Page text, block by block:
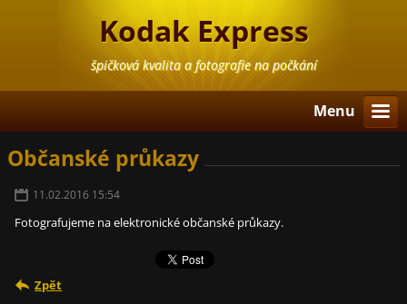
Kodak Express
špičková kvalita a fotografie na počkání
Menu
Občanské průkazy
11.02.2016 15:54
Fotografujeme na elektronické občanské průkazy.
Zpět